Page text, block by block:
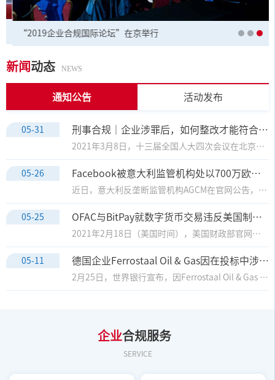
“2019企业合规国际论坛”在京举行
新闻 动态 NEWS
通知公告 活动发布
05-31 刑事合规｜企业涉罪后，如何整改才能符合法律标准？
2021年3月8日，十三届全国人大四次会议在北京人民大会堂举行第二次全体会议，最高人民检察院检察长张军作最高人民检察院工作报告（下称“《报告》”）。《报告》明确指出，“积极、稳妥试点，督促涉案企业合规管理，做好依法不捕、不诉、不判实刑的后续工作”已成为检察机关2021年工作安排的重点内容之一。结合2020年以来多地检察机关对涉罪企业合规考察的探索情况，可以预见，涉罪企业刑事合规整改将逐步国家刑事政策层面的关注重点。
05-26 Facebook被意大利监管机构处以700万欧元罚款
近日，意大利反垄断监管机构AGCM在官网公告，宣布因Facebook没有按照要求告知用户如何使用个人数据，在个人数据处理上对用户存在误导，决定对其处以700万欧元（约848万美元）罚款。
05-25 OFAC与BitPay就数字货币交易违反美国制裁规定达成和解协议
2021年2月18日（美国时间），美国财政部官网发布公告，海外资产控制办公室（The Office of Foreign Assets Control，OFAC）已与BitPay,Inc.就该企业的数字货币交易违反多项美国制裁要求达成和解协议，BitPay同意为此支付50多万美元罚款。
05-11 德国企业Ferrostaal Oil & Gas因在投标中涉嫌欺诈受到世行制裁
2月25日，世界银行宣布，因Ferrostaal Oil & Gas GmbH在缅甸项目投标中涉嫌欺诈，对其处以13个月的禁令制裁。
企业合规服务
SERVICE